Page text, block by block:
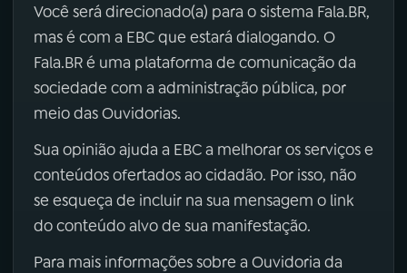
Você será direcionado(a) para o sistema Fala.BR,
mas é com a EBC que estará dialogando. O
Fala.BR é uma plataforma de comunicação da
sociedade com a administração pública, por
meio das Ouvidorias.
Sua opinião ajuda a EBC a melhorar os serviços e
conteúdos ofertados ao cidadão. Por isso, não
se esqueça de incluir na sua mensagem o link
do conteúdo alvo de sua manifestação.
Para mais informações sobre a Ouvidoria da